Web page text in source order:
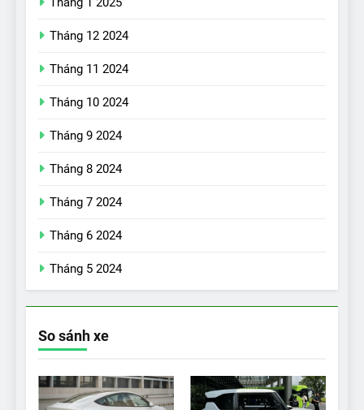
Tháng 12 2024
Tháng 11 2024
Tháng 10 2024
Tháng 9 2024
Tháng 8 2024
Tháng 7 2024
Tháng 6 2024
Tháng 5 2024
So sánh xe
chỉ có trên VinFast VF8
VinFast VF9 có gì để cạnh
tranh với các xe xăng cùng